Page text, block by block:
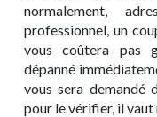
normalement,
professionnel, un
vous coûtera pas
dépanné
vous sera demandé
pour le vérifier, il vaut